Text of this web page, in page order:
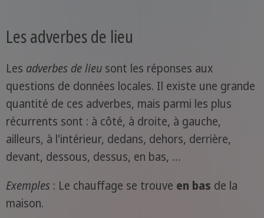
Les adverbes de lieu
Les adverbes de lieusont les réponses aux
questions de données locales. Il existe une grande
quantité de ces adverbes, mais parmi les plus
récurrents sont : à côté, à droite, à gauche,
ailleurs, à l'intérieur, dedans, dehors, derrière,
devant, dessous, dessus, en bas, …
Exemples : Le chauffage se trouve en bas de la
maison.